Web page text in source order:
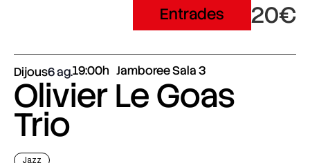
Entrades 20€
Dijous6 ag.19:00h Jamboree Sala 3
Olivier Le Goas
Trio
Jazz